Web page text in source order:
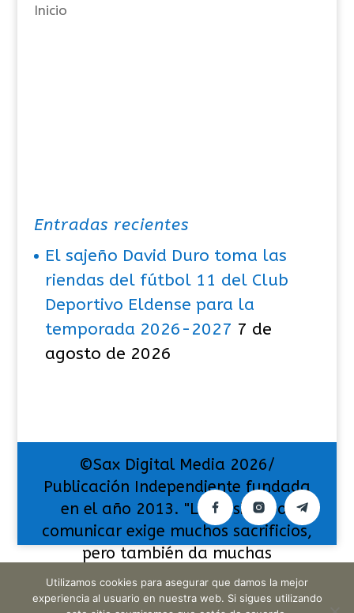
s
Inicio
Entradas recientes
El sajeño David Duro toma las
riendas del fútbol 11 del Club
Deportivo Eldense para la
temporada 2026-2027 7 de
agosto de 2026
©Sax Digital Media 2026/
Publicación Independiente fundada
en el año 2013. "La pasión por
comunicar exige muchos sacrificios,
pero también da muchas
satisfacciones".
Utilizamos cookies para asegurar que damos la mejor
experiencia al usuario en nuestra web. Si sigues utilizando